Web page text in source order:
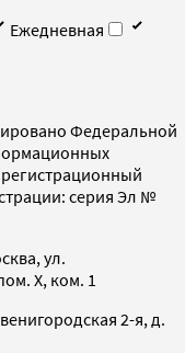
Ежедневная
Федеральной
серия Эл №
ул.
X, ком. 1
2-я, д.